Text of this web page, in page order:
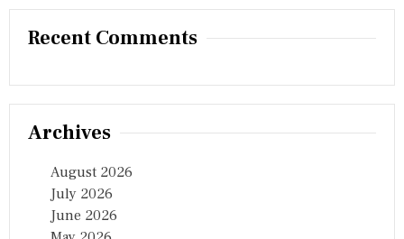
Recent Comments
Archives
August 2026
July 2026
June 2026